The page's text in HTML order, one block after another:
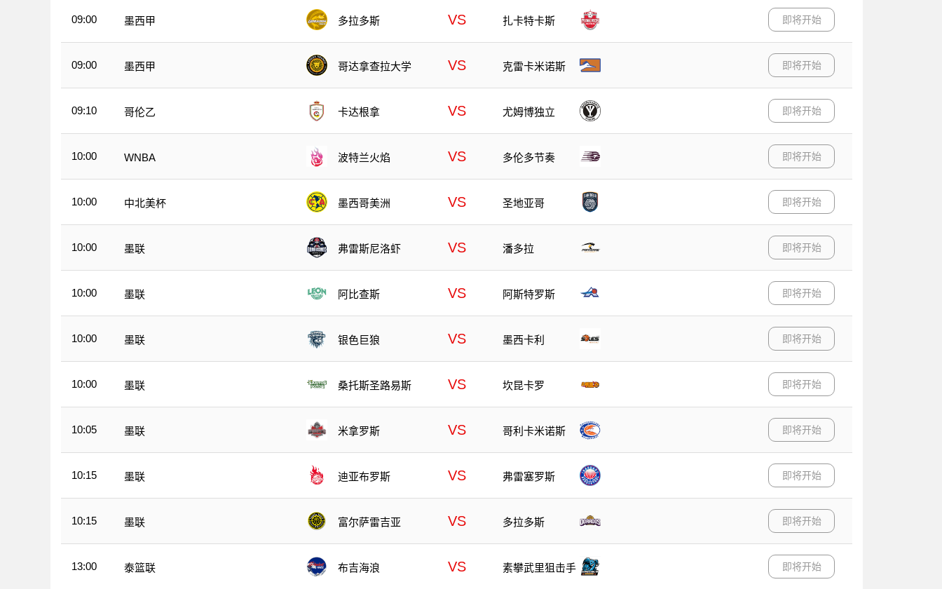
09:00 墨西甲 多拉多斯 VS 扎卡特卡斯 即将开始
09:00 墨西甲 哥达拿查拉大学 VS 克雷卡米诺斯 即将开始
09:10 哥伦乙 卡达根拿 VS 尤姆博独立 即将开始
10:00 WNBA 波特兰火焰 VS 多伦多节奏 即将开始
10:00 中北美杯 墨西哥美洲 VS 圣地亚哥 即将开始
10:00 墨联 弗雷斯尼洛虾 VS 潘多拉 即将开始
10:00 墨联 阿比查斯 VS 阿斯特罗斯 即将开始
10:00 墨联 银色巨狼 VS 墨西卡利 即将开始
10:00 墨联 桑托斯圣路易斯 VS 坎昆卡罗 即将开始
10:05 墨联 米拿罗斯 VS 哥利卡米诺斯 即将开始
10:15 墨联 迪亚布罗斯 VS 弗雷塞罗斯 即将开始
10:15 墨联 富尔萨雷吉亚 VS 多拉多斯 即将开始
13:00 泰篮联 布吉海浪 VS 素攀武里狙击手 即将开始